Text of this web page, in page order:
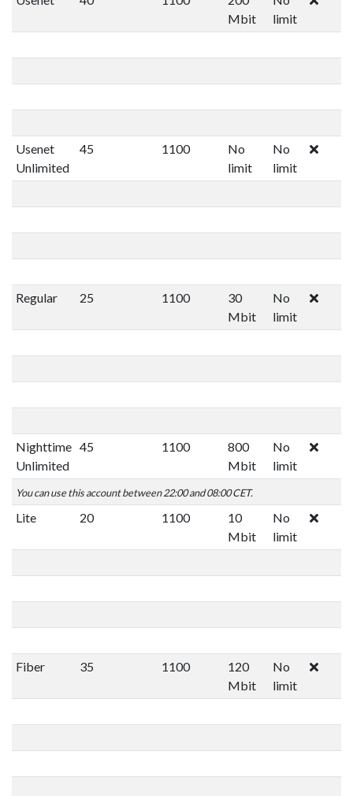
Mbit
limit
Usenet
Unlimited
45 1100
No
limit
No
limit
Regular 25 1100
30
Mbit
No
limit
Nighttime
Unlimited
45 1100
800
Mbit
No
limit
You can use this account between 22:00 and 08:00 CET.
Lite 20 1100
10
Mbit
No
limit
Fiber 35 1100
120
Mbit
No
limit